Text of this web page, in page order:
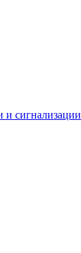
и сигнализации